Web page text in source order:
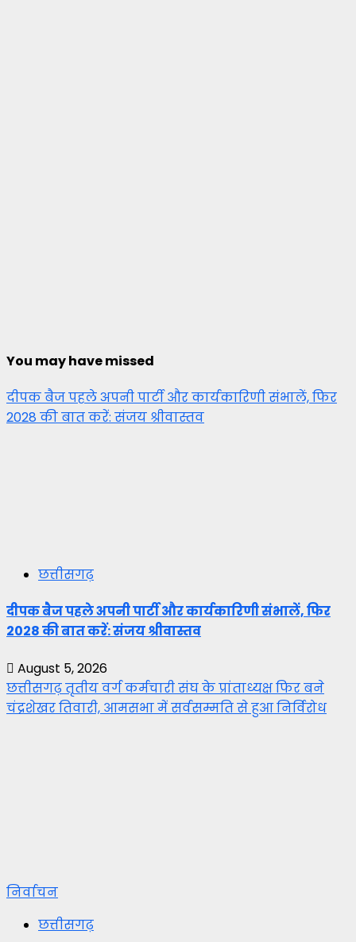
You may have missed
दीपक बैज पहले अपनी पार्टी और कार्यकारिणी संभालें, फिर
2028 की बात करें: संजय श्रीवास्तव
छत्तीसगढ़
दीपक बैज पहले अपनी पार्टी और कार्यकारिणी संभालें, फिर
2028 की बात करें: संजय श्रीवास्तव
August 5, 2026
छत्तीसगढ़ तृतीय वर्ग कर्मचारी संघ के प्रांताध्यक्ष फिर बने
चंद्रशेखर तिवारी, आमसभा में सर्वसम्मति से हुआ निर्विरोध
निर्वाचन
छत्तीसगढ़